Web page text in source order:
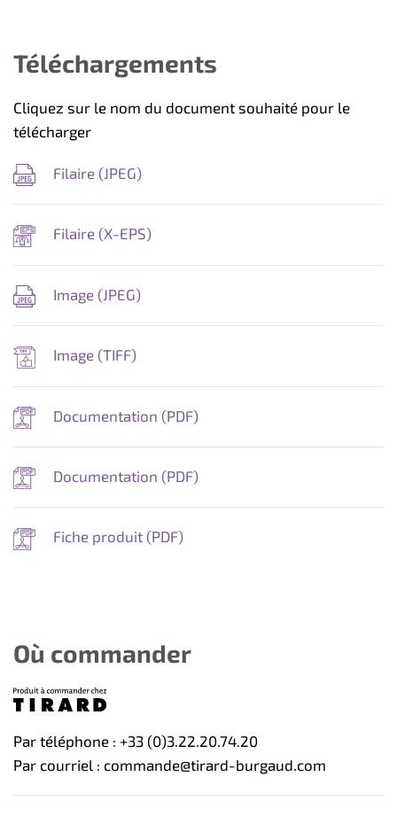
Téléchargements
Cliquez sur le nom du document souhaité pour le
télécharger
Filaire (JPEG)
Filaire (X-EPS)
Image (JPEG)
Image (TIFF)
Documentation (PDF)
Documentation (PDF)
Fiche produit (PDF)
Où commander
Par téléphone : +33 (0)3.22.20.74.20
Par courriel : commande@tirard-burgaud.com